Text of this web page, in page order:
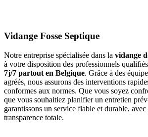
Vidange Fosse Septique
Notre entreprise spécialisée dans la vidange
à votre disposition des professionnels
7j/7 partout en Belgique. Grâce à des
agréés, nous assurons des interventions
conformes aux normes. Que vous soyez
que vous souhaitiez planifier un entretien
garantissons un service fiable et durable,
transparence totale.